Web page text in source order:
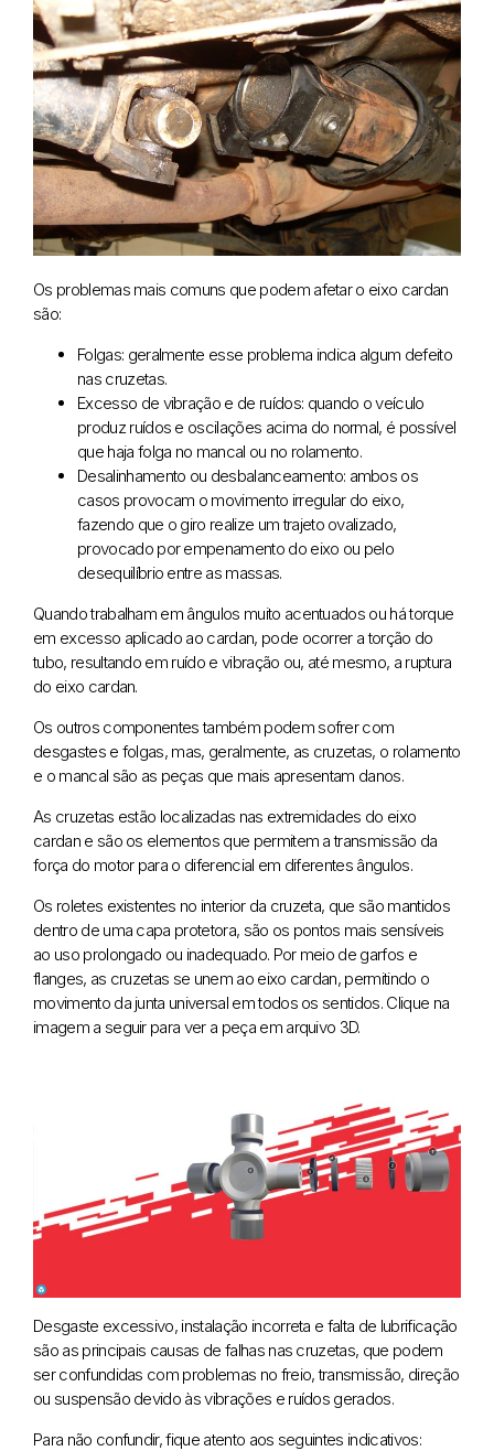
Os problemas mais comuns que podem afetar o eixo cardan
são:
Folgas: geralmente esse problema indica algum defeito
nas cruzetas.
Excesso de vibração e de ruídos: quando o veículo
produz ruídos e oscilações acima do normal, é possível
que haja folga no mancal ou no rolamento.
Desalinhamento ou desbalanceamento: ambos os
casos provocam o movimento irregular do eixo,
fazendo que o giro realize um trajeto ovalizado,
provocado por empenamento do eixo ou pelo
desequilíbrio entre as massas.
Quando trabalham em ângulos muito acentuados ou há torque
em excesso aplicado ao cardan, pode ocorrer a torção do
tubo, resultando em ruído e vibração ou, até mesmo, a ruptura
do eixo cardan.
Os outros componentes também podem sofrer com
desgastes e folgas, mas, geralmente, as cruzetas, o rolamento
e o mancal são as peças que mais apresentam danos.
As cruzetas estão localizadas nas extremidades do eixo
cardan e são os elementos que permitem a transmissão da
força do motor para o diferencial em diferentes ângulos.
Os roletes existentes no interior da cruzeta, que são mantidos
dentro de uma capa protetora, são os pontos mais sensíveis
ao uso prolongado ou inadequado. Por meio de garfos e
flanges, as cruzetas se unem ao eixo cardan, permitindo o
movimento da junta universal em todos os sentidos. Clique na
imagem a seguir para ver a peça em arquivo 3D.
Desgaste excessivo, instalação incorreta e falta de lubrificação
são as principais causas de falhas nas cruzetas, que podem
ser confundidas com problemas no freio, transmissão, direção
ou suspensão devido às vibrações e ruídos gerados.
Para não confundir, fique atento aos seguintes indicativos: